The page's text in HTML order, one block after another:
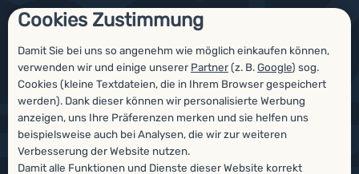
Cookies Zustimmung
Damit Sie bei uns so angenehm wie möglich einkaufen können,
verwenden wir und einige unserer Partner(z. B.Google) sog.
Cookies (kleine Textdateien, die in Ihrem Browser gespeichert
werden). Dank dieser können wir personalisierte Werbung
anzeigen, uns Ihre Präferenzen merken und sie helfen uns
beispielsweise auch bei Analysen, die wir zur weiteren
Verbesserung der Website nutzen.
Damit alle Funktionen und Dienste dieser Website korrekt
Impressum
4camping4nature
Unsere Tester
Angebote für Firmen und Vereine
Newsletter
Auszeichnungen